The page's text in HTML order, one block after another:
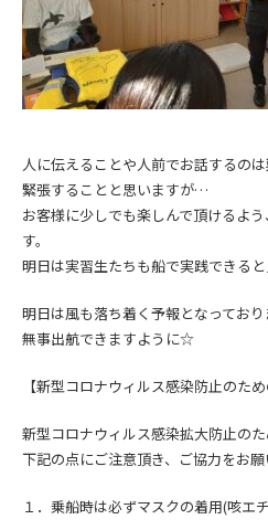
人に伝えることや人前でお話するのは
緊張することと思いますが…
お客様に少しでも楽しんで頂けるよ
す。
明日は実習生たちも船で実践できると
明日は風も落ち着く予報となっており
無事出航できますように☆
【新型コロナウィルス感染防止のため
新型コロナウィルス感染拡大防止の
下記の点にご注意頂き、 ご協力をお願
１．乗船時は必ずマスクの着用(咳エ